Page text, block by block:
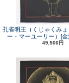
孔雀明王（くじゃくみ
ー・マーユーリー）[
49,500円